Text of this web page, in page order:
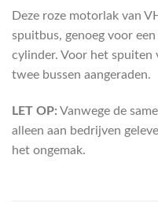
Deze roze motorlak van
spuitbus, genoeg voor
cylinder. Voor het spuiten
twee bussen aangeraden.
LET OP: Vanwege de
alleen aan bedrijven
het ongemak.